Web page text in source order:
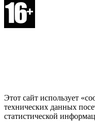
Этот сайт использует
технических данных
статистической